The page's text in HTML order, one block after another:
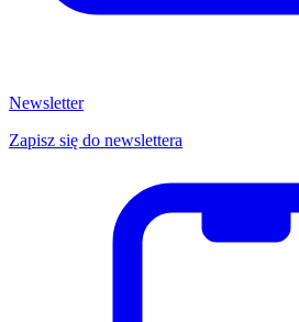
Newsletter
Zapisz się do newslettera